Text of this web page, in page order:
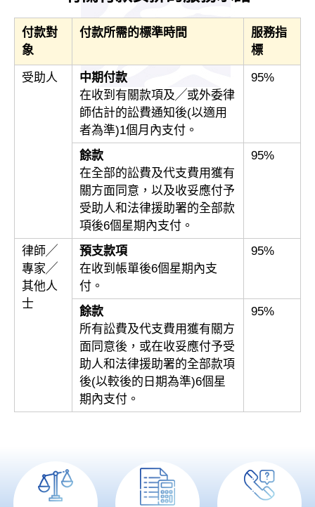
付款對
象
付款所需的標準時間
服務指
標
受助人
中期付款
在收到有關款項及╱或外委律
師估計的訟費通知後(以適用
者為準)1個月內支付。
95%
餘款
在全部的訟費及代支費用獲有
關方面同意，以及收妥應付予
受助人和法律援助署的全部款
項後6個星期內支付。
95%
律師╱
專家╱
其他人
士
預支款項
在收到帳單後6個星期內支
付。
95%
餘款
所有訟費及代支費用獲有關方
面同意後，或在收妥應付予受
助人和法律援助署的全部款項
後(以較後的日期為準)6個星
期內支付。
95%